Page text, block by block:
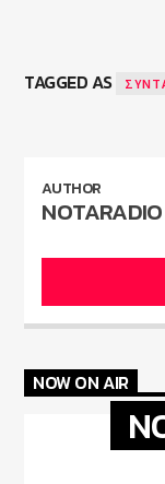
TAGGED AS
AUTHOR
NOTARADIO
NOW ON AIR